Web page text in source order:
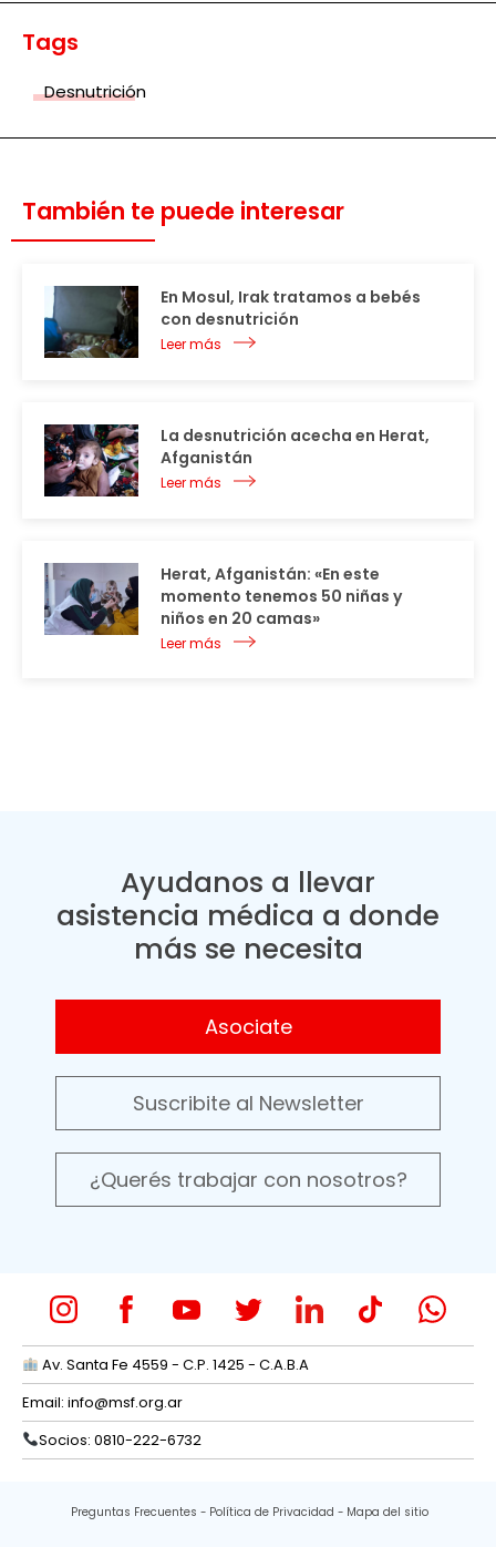
Tags
Desnutrición
También te puede interesar
En Mosul, Irak tratamos a bebés
con desnutrición
Leer más
La desnutrición acecha en Herat,
Afganistán
Leer más
Herat, Afganistán: «En este
momento tenemos 50 niñas y
niños en 20 camas»
Leer más
Ayudanos a llevar
asistencia médica a donde
más se necesita
Asociate
Suscribite al Newsletter
¿Querés trabajar con nosotros?
Av. Santa Fe 4559 - C.P. 1425 - C.A.B.A
Email: info@msf.org.ar
Socios: 0810-222-6732
Preguntas Frecuentes Política de Privacidad Mapa del sitio